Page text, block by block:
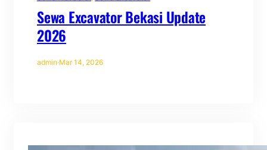
Sewa Excavator Bekasi Update
2026
admin·Mar 14, 2026